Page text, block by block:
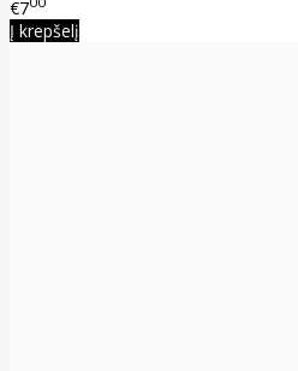
€7
Į krepšelį